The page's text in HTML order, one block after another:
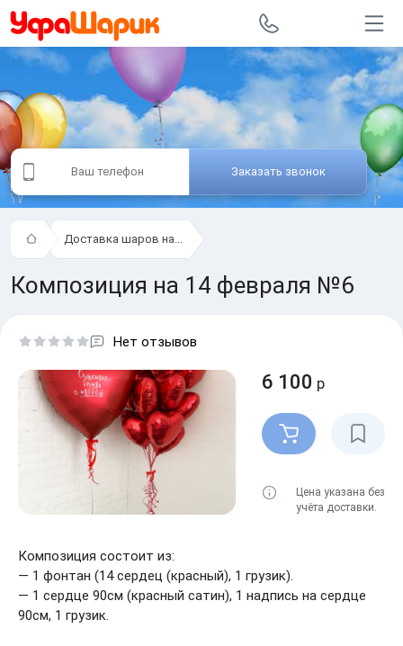
Заказать звонок
Доставка шаров на...
Композиция на 14 февраля №6
Нет отзывов
6 100 р
Цена указана без
учёта доставки.
Композиция состоит из:
— 1 фонтан (14 сердец (красный), 1 грузик).
— 1 сердце 90см (красный сатин), 1 надпись на сердце
90см, 1 грузик.